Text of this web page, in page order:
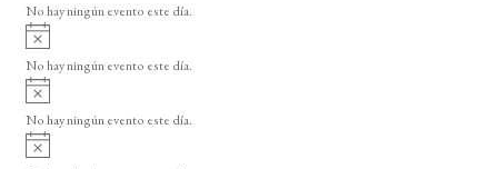
o
i
o
No hay ningún evento este día.
A
v
i
o
No hay ningún evento este día.
A
v
i
No hay ningún evento este día.
A
v